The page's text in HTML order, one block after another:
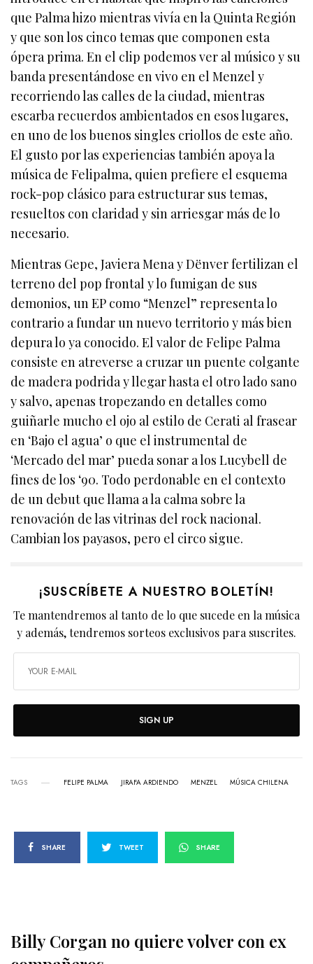
que Palma hizo mientras vivía en la Quinta Región
y que son los cinco temas que componen esta
ópera prima. En el clip podemos ver al músico y su
banda presentándose en vivo en el Menzel y
recorriendo las calles de la ciudad, mientras
escarba recuerdos ambientados en esos lugares,
en uno de los buenos singles criollos de este año.
El gusto por las experiencias también apoya la
música de Felipalma, quien prefiere el esquema
rock-pop clásico para estructurar sus temas,
resueltos con claridad y sin arriesgar más de lo
necesario.
Mientras Gepe, Javiera Mena y Dënver fertilizan el
terreno del pop frontal y lo fumigan de sus
demonios, un EP como “Menzel” representa lo
contrario a fundar un nuevo territorio y más bien
depura lo ya conocido. El valor de Felipe Palma
consiste en atreverse a cruzar un puente colgante
de madera podrida y llegar hasta el otro lado sano
y salvo, apenas tropezando en detalles como
guiñarle mucho el ojo al estilo de Cerati al frasear
en ‘Bajo el agua’ o que el instrumental de
‘Mercado del mar’ pueda sonar a los Lucybell de
fines de los ‘90. Todo perdonable en el contexto
de un debut que llama a la calma sobre la
renovación de las vitrinas del rock nacional.
Cambian los payasos, pero el circo sigue.
¡SUSCRÍBETE A NUESTRO BOLETÍN!
Te mantendremos al tanto de lo que sucede en la música
y además, tendremos sorteos exclusivos para suscrites.
SIGN UP
TAGS FELIPE PALMA JIRAFA ARDIENDO MENZEL MÚSICA CHILENA
SHARE TWEET SHARE
Billy Corgan no quiere volver con ex